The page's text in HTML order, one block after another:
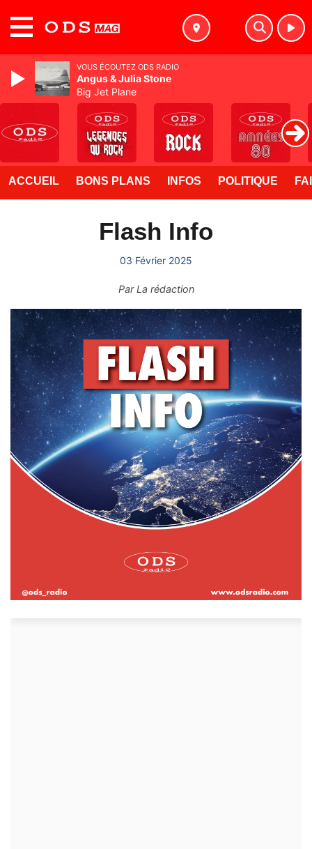
ACCUEIL BONS PLANS INFOS POLITIQUE
Flash Info
03 Février 2025
ParLa rédaction
VOUS ÉCOUTEZ ODS RADIO
Angus & Julia Stone
Big Jet Plane